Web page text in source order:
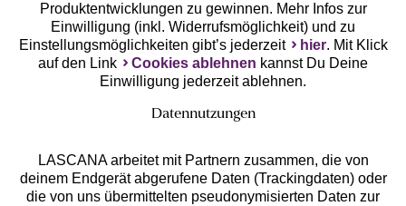
Services
Produktentwicklungen zu gewinnen. Mehr Infos zur
Einwilligung (inkl. Widerrufsmöglichkeit) und zu
Einstellungsmöglichkeiten gibt’s jederzeit
hier. Mit Klick
auf den Link
Cookies ablehnen kannst Du Deine
Einwilligung jederzeit ablehnen.
Datennutzungen
LASCANA arbeitet mit Partnern zusammen, die von
deinem Endgerät abgerufene Daten (Trackingdaten) oder
die von uns übermittelten pseudonymisierten Daten zur